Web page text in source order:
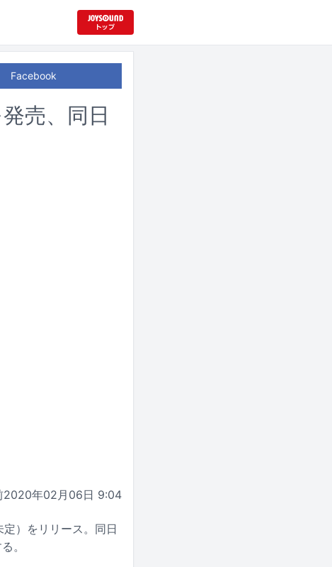
Facebook
売、同日
2020年02月06日 9:04
）をリリース。同日
。